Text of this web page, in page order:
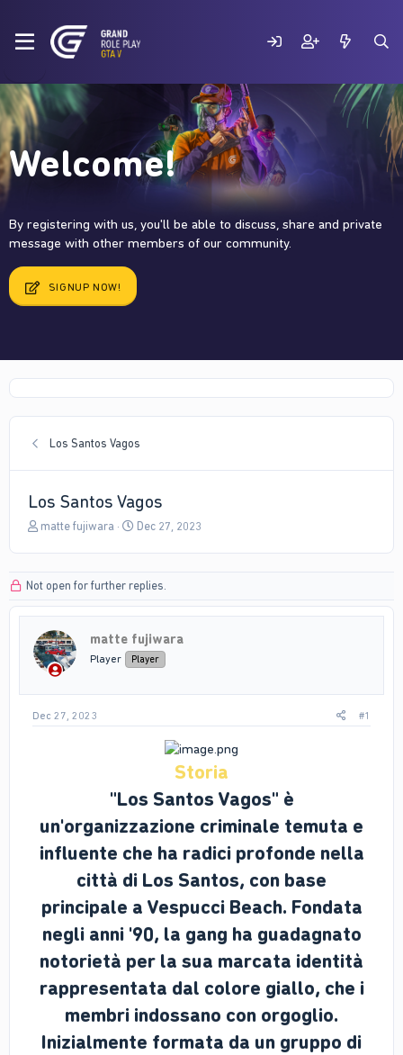
Welcome!
By registering with us, you'll be able to discuss, share and private
message with other members of our community.
SIGNUP NOW!
Los Santos Vagos
Los Santos Vagos
T
a
d
t
a
r
r
matte fujiwara
S
t
d
t
e
Dec 27, 2023
Not open for further replies.
matte fujiwara
Player Player
Dec 27, 2023 #1
Storia
"Los Santos Vagos" è
un'organizzazione criminale temuta e
influente che ha radici profonde nella
città di Los Santos, con base
principale a Vespucci Beach. Fondata
negli anni '90, la gang ha guadagnato
notorietà per la sua marcata identità
rappresentata dal colore giallo, che i
membri indossano con orgoglio.
Inizialmente formata da un gruppo di